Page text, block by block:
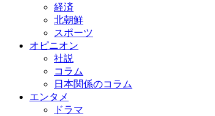
経済
北朝鮮
スポーツ
オピニオン
社説
コラム
日本関係のコラム
エンタメ
ドラマ